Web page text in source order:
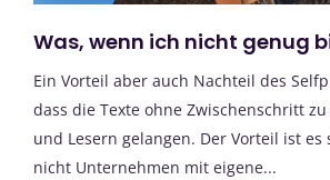
Was, wenn ich nicht genug
Ein Vorteil aber auch Nachteil des
dass die Texte ohne Zwischenschritt
und Lesern gelangen. Der Vorteil ist es
nicht Unternehmen mit eigene...